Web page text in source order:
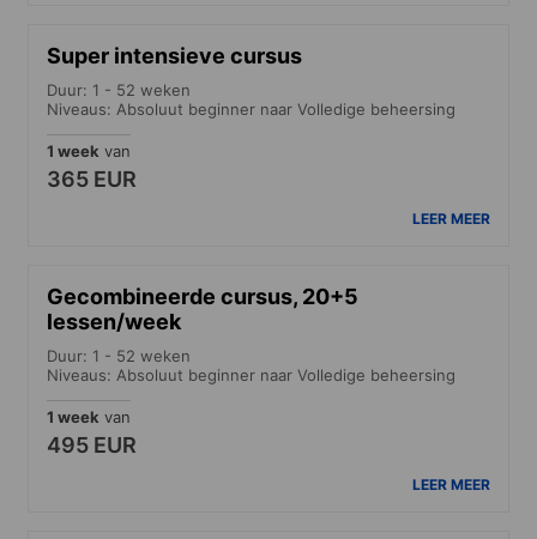
Super intensieve cursus
Duur: 1 - 52 weken
Niveaus: Absoluut beginner naar Volledige beheersing
1 week van
365 EUR
LEER MEER
Gecombineerde cursus, 20+5
lessen/week
Duur: 1 - 52 weken
Niveaus: Absoluut beginner naar Volledige beheersing
1 week van
495 EUR
LEER MEER